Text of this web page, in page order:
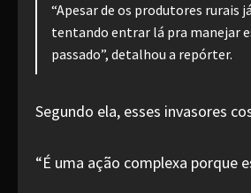
“Apesar de os produtores rurais
tentando entrar lá pra manejar
passado”, detalhou a repórter.
Segundo ela, esses invasores
“É uma ação complexa porque